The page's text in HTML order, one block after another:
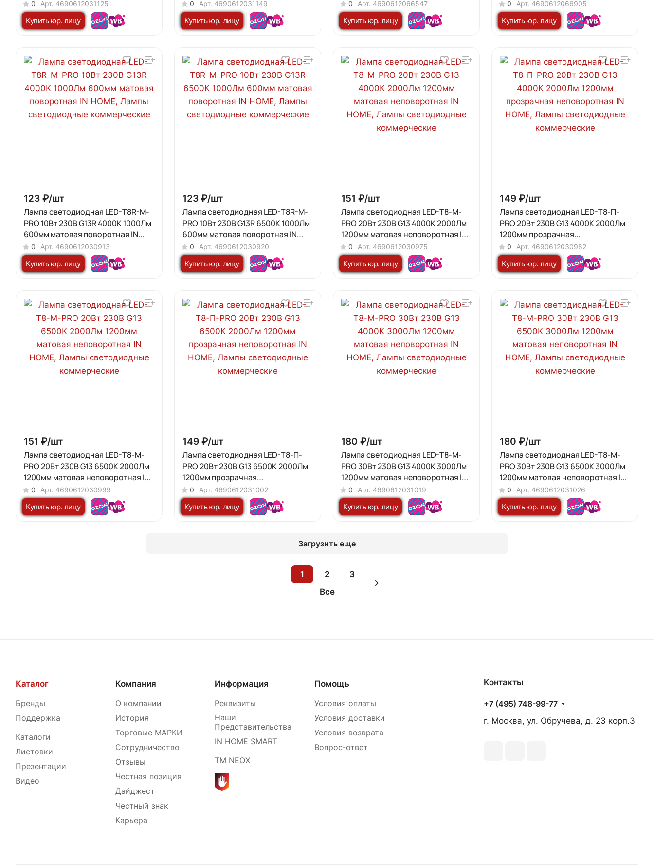
0 Арт. 4690612031125
Купить юр. лицу
0 Арт. 4690612031149
Купить юр. лицу
0 Арт. 4690612066547
Купить юр. лицу
0 Арт. 4690612066905
Купить юр. лицу
123 ₽/шт
Лампа светодиодная LED-T8R-M-
PRO 10Вт 230В G13R 4000К 1000Лм
600мм матовая поворотная IN
HOME
0 Арт. 4690612030913
Купить юр. лицу
123 ₽/шт
Лампа светодиодная LED-T8R-M-
PRO 10Вт 230В G13R 6500К 1000Лм
600мм матовая поворотная IN
HOME
0 Арт. 4690612030920
Купить юр. лицу
151 ₽/шт
Лампа светодиодная LED-T8-М-
PRO 20Вт 230В G13 4000К 2000Лм
1200мм матовая неповоротная IN
HOME
0 Арт. 4690612030975
Купить юр. лицу
149 ₽/шт
Лампа светодиодная LED-T8-П-
PRO 20Вт 230В G13 4000К 2000Лм
1200мм прозрачная
неповоротная IN HOME
0 Арт. 4690612030982
Купить юр. лицу
151 ₽/шт
Лампа светодиодная LED-T8-М-
PRO 20Вт 230В G13 6500К 2000Лм
1200мм матовая неповоротная IN
HOME
0 Арт. 4690612030999
Купить юр. лицу
149 ₽/шт
Лампа светодиодная LED-T8-П-
PRO 20Вт 230В G13 6500К 2000Лм
1200мм прозрачная
неповоротная IN HOME
0 Арт. 4690612031002
Купить юр. лицу
180 ₽/шт
Лампа светодиодная LED-T8-М-
PRO 30Вт 230В G13 4000К 3000Лм
1200мм матовая неповоротная IN
HOME
0 Арт. 4690612031019
Купить юр. лицу
180 ₽/шт
Лампа светодиодная LED-T8-М-
PRO 30Вт 230В G13 6500К 3000Лм
1200мм матовая неповоротная IN
HOME
0 Арт. 4690612031026
Купить юр. лицу
Загрузить еще
1 2
3
Все
Каталог
Бренды
Поддержка
Каталоги
Листовки
Презентации
Видео
Компания
О компании
История
Торговые МАРКИ
Сотрудничество
Отзывы
Честная позиция
Дайджест
Честный знак
Карьера
Информация
Реквизиты
Наши
Представительства
IN HOME SMART
ТМ NEOX
Помощь
Условия оплаты
Условия доставки
Условия возврата
Вопрос-ответ
Контакты
+7 (495) 748-99-77
г. Москва, ул. Обручева, д. 23 корп.3